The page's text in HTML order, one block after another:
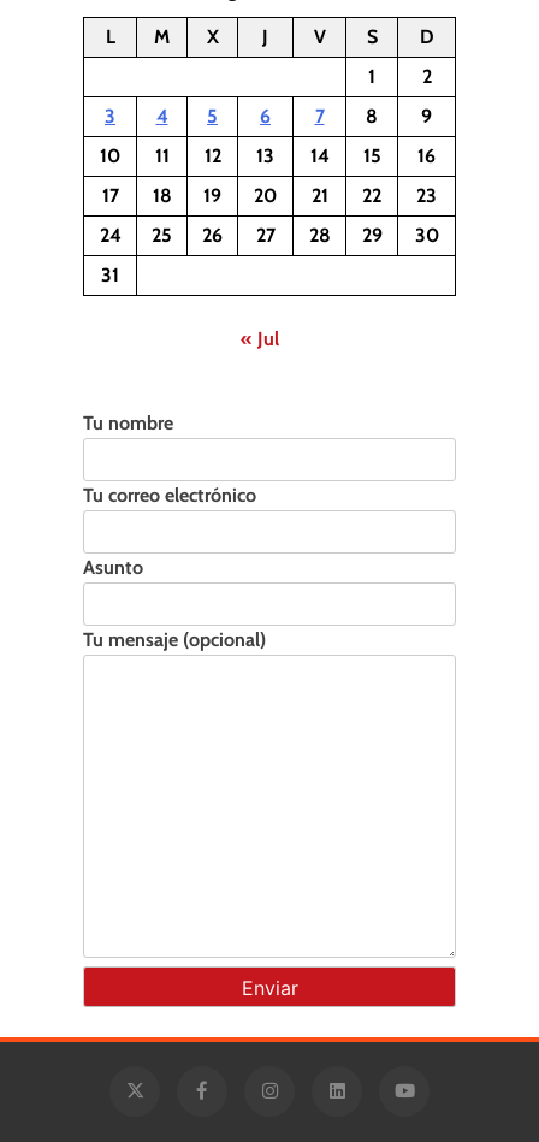
L M X J V S
D
1
2
3
4 5 6 7 8
9
10
11 12 13 14 15
16
17
18 19 20 21 22
23
24
25 26 27 28 29
30
31
« Jul
Tu nombre
Tu correo electrónico
Asunto
Tu mensaje (opcional)